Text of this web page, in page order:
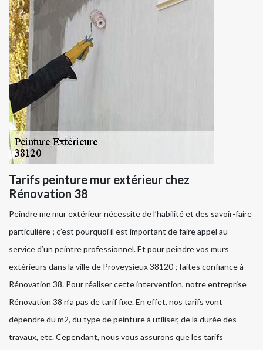
Tarifs peinture mur extérieur chez
Rénovation 38
Peindre me mur extérieur nécessite de l’habilité et des savoir-faire
particulière ; c’est pourquoi il est important de faire appel au
service d’un peintre professionnel. Et pour peindre vos murs
extérieurs dans la ville de Proveysieux 38120 ; faites confiance à
Rénovation 38. Pour réaliser cette intervention, notre entreprise
Rénovation 38 n’a pas de tarif fixe. En effet, nos tarifs vont
dépendre du m2, du type de peinture à utiliser, de la durée des
travaux, etc. Cependant, nous vous assurons que les tarifs